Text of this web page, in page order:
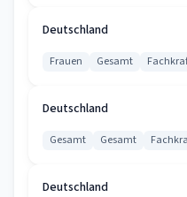
Deutschland
Frauen Gesamt
Deutschland
Gesamt Gesamt
Deutschland